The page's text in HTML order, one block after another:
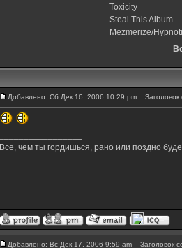
Toxicity
Steal This Album
Mezmerize/
Добавлено: Сб Дек 16, 2006 10:29 pm Заголовок
Все, чем ты гордишься, рано или поздно
Добавлено: Вс Дек 17, 2006 9:59 am Заголовок